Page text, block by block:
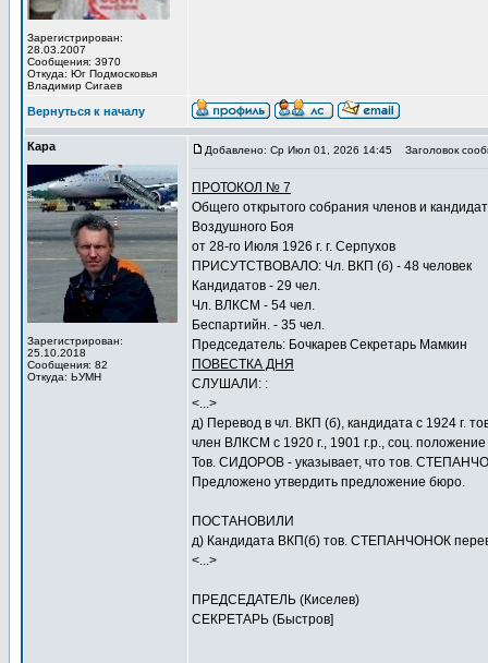
Зарегистрирован:
28.03.2007
Сообщения: 3970
Откуда: Юг Подмосковья
Владимир Сигаев
Вернуться к началу
Кара
Зарегистрирован:
25.10.2018
Сообщения: 82
Откуда: ЬУМН
Добавлено: Ср Июл 01, 2026 14:45 Заголовок
ПРОТОКОЛ № 7
Общего открытого собрания членов и
Воздушного Боя
от 28-го Июля 1926 г. г. Серпухов
ПРИСУТСТВОВАЛО: Чл. ВКП (б) - 48 человек
Кандидатов - 29 чел.
Чл. ВЛКСМ - 54 чел.
Беспартийн. - 35 чел.
Председатель: Бочкарев Секретарь Мамкин
ПОВЕСТКА ДНЯ
СЛУШАЛИ: :
<...>
д) Перевод в чл. ВКП (б), кандидата с 1924 г.
член ВЛКСМ с 1920 г., 1901 г.р., соц.
Тов. СИДОРОВ - указывает, что тов.
Предложено утвердить предложение бюро.
ПОСТАНОВИЛИ
д) Кандидата ВКП(б) тов. СТЕПАНЧОНОК
<...>
ПРЕДСЕДАТЕЛЬ (Киселев)
СЕКРЕТАРЬ (Быстров]